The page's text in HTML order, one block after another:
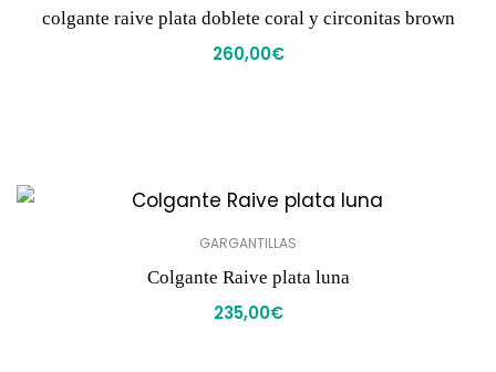
colgante raive plata doblete coral y circonitas brown
260,00€
GARGANTILLAS
Colgante Raive plata luna
235,00€